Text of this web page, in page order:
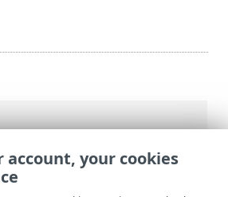
ESET PROTECT Hub>使用
account, your cookies